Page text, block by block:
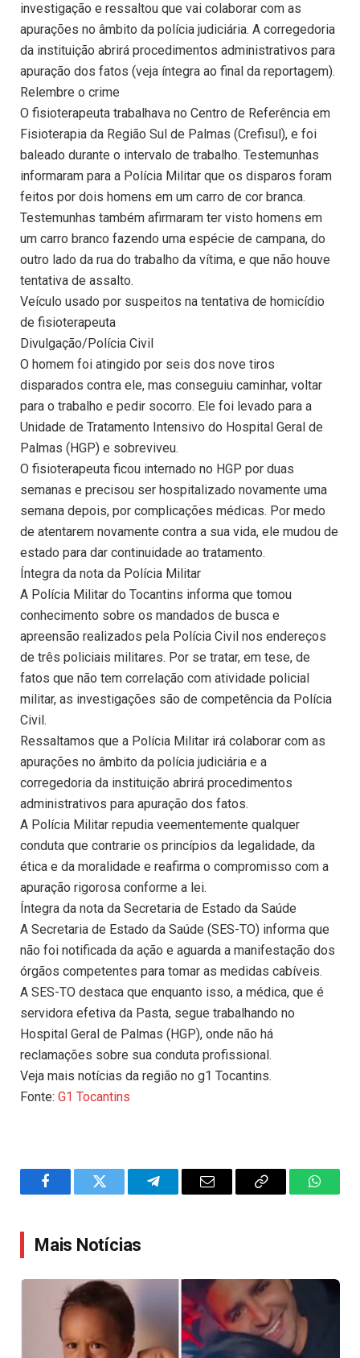
investigação e ressaltou que vai colaborar com as
apurações no âmbito da polícia judiciária. A corregedoria
da instituição abrirá procedimentos administrativos para
apuração dos fatos (veja íntegra ao final da reportagem).
Relembre o crime
O fisioterapeuta trabalhava no Centro de Referência em
Fisioterapia da Região Sul de Palmas (Crefisul), e foi
baleado durante o intervalo de trabalho. Testemunhas
informaram para a Polícia Militar que os disparos foram
feitos por dois homens em um carro de cor branca.
Testemunhas também afirmaram ter visto homens em
um carro branco fazendo uma espécie de campana, do
outro lado da rua do trabalho da vítima, e que não houve
tentativa de assalto.
Veículo usado por suspeitos na tentativa de homicídio
de fisioterapeuta
Divulgação/Polícia Civil
O homem foi atingido por seis dos nove tiros
disparados contra ele, mas conseguiu caminhar, voltar
para o trabalho e pedir socorro. Ele foi levado para a
Unidade de Tratamento Intensivo do Hospital Geral de
Palmas (HGP) e sobreviveu.
O fisioterapeuta ficou internado no HGP por duas
semanas e precisou ser hospitalizado novamente uma
semana depois, por complicações médicas. Por medo
de atentarem novamente contra a sua vida, ele mudou de
estado para dar continuidade ao tratamento.
Íntegra da nota da Polícia Militar
A Polícia Militar do Tocantins informa que tomou
conhecimento sobre os mandados de busca e
apreensão realizados pela Polícia Civil nos endereços
de três policiais militares. Por se tratar, em tese, de
fatos que não tem correlação com atividade policial
militar, as investigações são de competência da Polícia
Civil.
Ressaltamos que a Polícia Militar irá colaborar com as
apurações no âmbito da polícia judiciária e a
corregedoria da instituição abrirá procedimentos
administrativos para apuração dos fatos.
A Polícia Militar repudia veementemente qualquer
conduta que contrarie os princípios da legalidade, da
ética e da moralidade e reafirma o compromisso com a
apuração rigorosa conforme a lei.
Íntegra da nota da Secretaria de Estado da Saúde
A Secretaria de Estado da Saúde (SES-TO) informa que
não foi notificada da ação e aguarda a manifestação dos
órgãos competentes para tomar as medidas cabíveis.
A SES-TO destaca que enquanto isso, a médica, que é
servidora efetiva da Pasta, segue trabalhando no
Hospital Geral de Palmas (HGP), onde não há
reclamações sobre sua conduta profissional.
Veja mais notícias da região no g1 Tocantins.
Fonte: G1 Tocantins
FacebookTwitter TelegramEmail
Copy
Mais Notícias